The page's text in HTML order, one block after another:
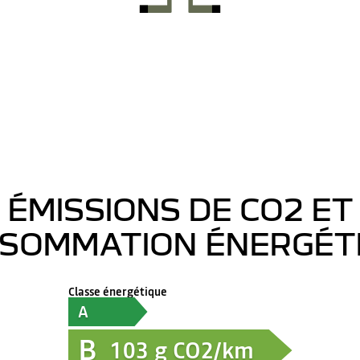
ÉMISSIONS DE CO2 ET
Classe énergétique
A
B 103 g CO2/km